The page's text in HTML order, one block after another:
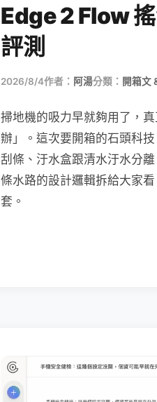
Edge 2 Flow
評測
2026/8/4作者： 阿湯分類： 開箱文
掃地機的吸力早就夠用了，
辦」。這次要開箱的石頭科
刮條、汙水盒跟清水汙水分
條水路的設計邏輯拆給大家
套。